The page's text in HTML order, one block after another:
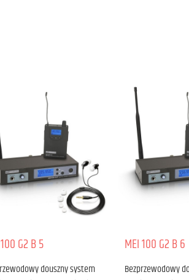
G2 B 5
douszny system
MEI 100 G2 B 6
Bezprzewodowy